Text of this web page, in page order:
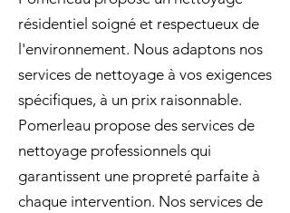
résidentiel soigné et respectueux de
l'environnement. Nous adaptons nos
services de nettoyage à vos exigences
spécifiques, à un prix raisonnable.
Pomerleau propose des services de
nettoyage professionnels qui
garantissent une propreté parfaite à
chaque intervention. Nos services de